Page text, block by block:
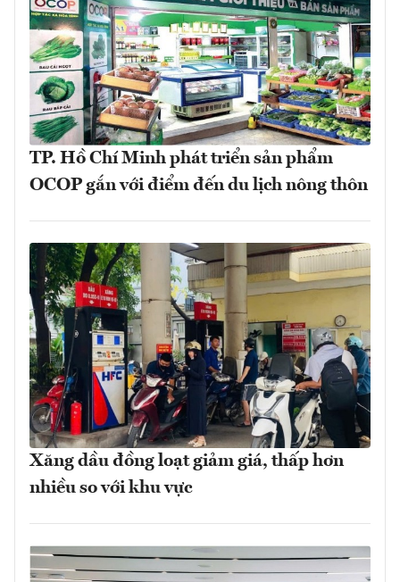
TP. Hồ Chí Minh phát triển sản phẩm
OCOP gắn với điểm đến du lịch nông thôn
Xăng dầu đồng loạt giảm giá, thấp hơn
nhiều so với khu vực